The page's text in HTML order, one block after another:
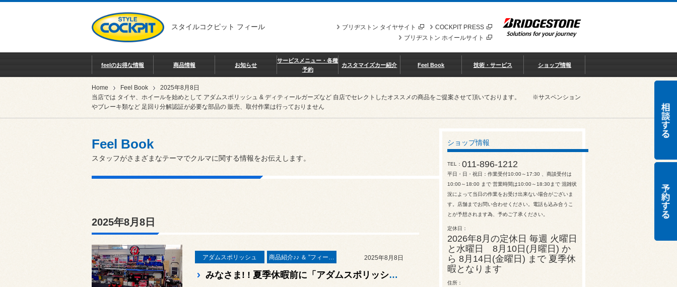
スタイルコクピット フィール COCKPIT PRESS
ブリヂストン タイヤサイト
ブリヂストン ホイールサイト
feelのお得な情報 商品情報 お知らせ
サービスメニュー・各種
予約
カスタマイズカー紹介 Feel Book 技術・サービス ショップ情報
Home Feel Book
2025年8月8日
当店では タイヤ、ホイールを始めとして アダムスポリッシュ & ディティールガーズなど 自店でセレクトしたオススメの商品をご提案させて頂いております。 ※サスペンション
やブレーキ類など 足回り分解認証が必要な部品の 販売、取付作業は行っておりません
Feel Book
スタッフがさまざまなテーマでクルマに関する情報をお伝えします。
2025年8月8日
アダムスポリッシュ 商品紹介♪♪ ＆ ”フィール”からのお知らせ。 2025年8月8日
みなさま! ! 夏季休暇前に「アダムスポリッシュの残量」は大丈夫ですか?? 連休前は 2025年8月10日(日) まで絶賛営業しております
ショップ情報
TEL 011-896-1212
平日・日・祝日：作業受付10:00～17:30 、商談受付は
10:00～18:00 まで 営業時間は10:00～18:30まで 混雑状
況によって当日の作業をお受け出来ない場合がございま
す。店舗までお問い合わせください。電話も込み合うこ
とが予想されます為、予めご了承ください。
定休日
2026年8月の定休日 毎週 火曜日
と水曜日 8月10日(月曜日) か
ら 8月14日(金曜日) まで 夏季休
暇となります
住所